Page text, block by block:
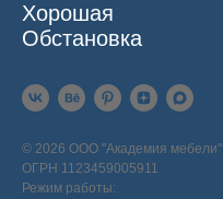
Хорошая
Обстановка
© 2026 ООО "Академия мебели"
ОГРН 1123459005911
Режим работы: